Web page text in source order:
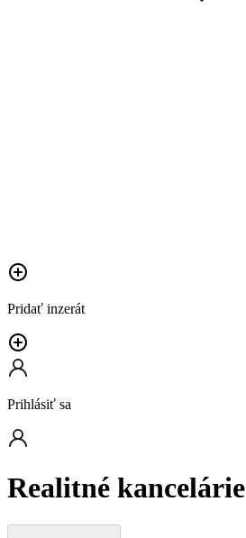
Pridať inzerát
Prihlásiť sa
Realitné kancelárie